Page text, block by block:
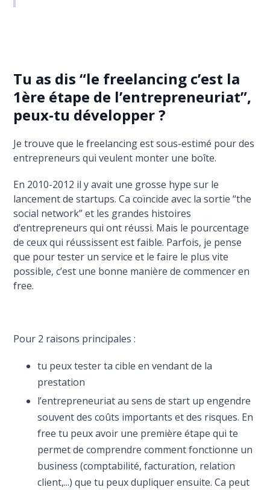
Tu as dis “le freelancing c’est la
1ère étape de l’entrepreneuriat”,
peux-tu développer ?
Je trouve que le freelancing est sous-estimé pour des
entrepreneurs qui veulent monter une boîte.
En 2010-2012 il y avait une grosse hype sur le
lancement de startups. Ca coïncide avec la sortie “the
social network” et les grandes histoires
d’entrepreneurs qui ont réussi. Mais le pourcentage
de ceux qui réussissent est faible. Parfois, je pense
que pour tester un service et le faire le plus vite
possible, c’est une bonne manière de commencer en
free.
Pour 2 raisons principales :
tu peux tester ta cible en vendant de la
prestation
l’entrepreneuriat au sens de start up engendre
souvent des coûts importants et des risques. En
free tu peux avoir une première étape qui te
permet de comprendre comment fonctionne un
business (comptabilité, facturation, relation
client,...) que tu peux dupliquer ensuite. Ca peut